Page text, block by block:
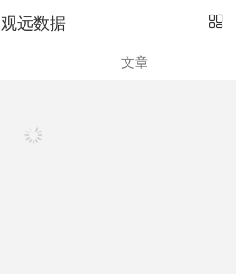
观远数据 
文章